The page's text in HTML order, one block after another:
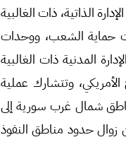
الذاتية، ذات الغالبية
حماية الشعب، ووحدات
المدنية ذات الغالبية
وتتشارك عملية
شمال غرب سورية إلى
حدود مناطق النفوذ